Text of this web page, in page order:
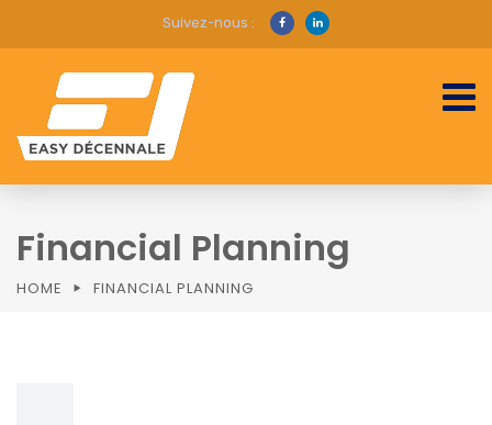
Suivez-nous :
Financial Planning
HOME FINANCIAL PLANNING